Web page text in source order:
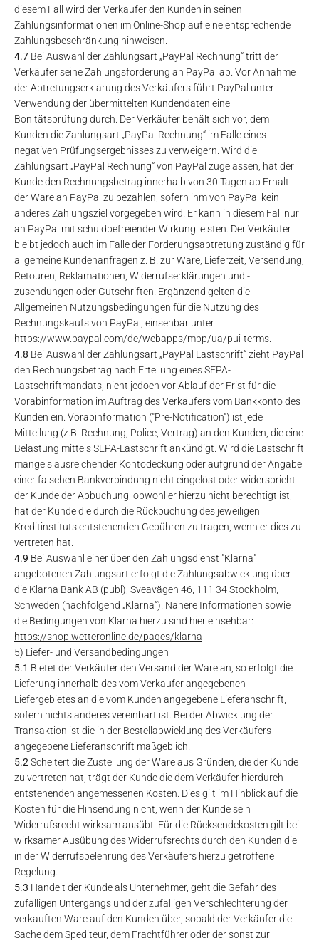
diesem Fall wird der Verkäufer den Kunden in seinen
Zahlungsinformationen im Online-Shop auf eine entsprechende
Zahlungsbeschränkung hinweisen.
4.7 Bei Auswahl der Zahlungsart „PayPal Rechnung“ tritt der
Verkäufer seine Zahlungsforderung an PayPal ab. Vor Annahme
der Abtretungserklärung des Verkäufers führt PayPal unter
Verwendung der übermittelten Kundendaten eine
Bonitätsprüfung durch. Der Verkäufer behält sich vor, dem
Kunden die Zahlungsart „PayPal Rechnung“ im Falle eines
negativen Prüfungsergebnisses zu verweigern. Wird die
Zahlungsart „PayPal Rechnung“ von PayPal zugelassen, hat der
Kunde den Rechnungsbetrag innerhalb von 30 Tagen ab Erhalt
der Ware an PayPal zu bezahlen, sofern ihm von PayPal kein
anderes Zahlungsziel vorgegeben wird. Er kann in diesem Fall nur
an PayPal mit schuldbefreiender Wirkung leisten. Der Verkäufer
bleibt jedoch auch im Falle der Forderungsabtretung zuständig für
allgemeine Kundenanfragen z. B. zur Ware, Lieferzeit, Versendung,
Retouren, Reklamationen, Widerrufserklärungen und -
zusendungen oder Gutschriften. Ergänzend gelten die
Allgemeinen Nutzungsbedingungen für die Nutzung des
Rechnungskaufs von PayPal, einsehbar unter
https://www.paypal.com/de/webapps/mpp/ua/pui-terms
4.8 Bei Auswahl der Zahlungsart „PayPal Lastschrift“ zieht PayPal
den Rechnungsbetrag nach Erteilung eines SEPA-
Lastschriftmandats, nicht jedoch vor Ablauf der Frist für die
Vorabinformation im Auftrag des Verkäufers vom Bankkonto des
Kunden ein. Vorabinformation ("Pre-Notification") ist jede
Mitteilung (z.B. Rechnung, Police, Vertrag) an den Kunden, die eine
Belastung mittels SEPA-Lastschrift ankündigt. Wird die Lastschrift
mangels ausreichender Kontodeckung oder aufgrund der Angabe
einer falschen Bankverbindung nicht eingelöst oder widerspricht
der Kunde der Abbuchung, obwohl er hierzu nicht berechtigt ist,
hat der Kunde die durch die Rückbuchung des jeweiligen
Kreditinstituts entstehenden Gebühren zu tragen, wenn er dies zu
vertreten hat.
4.9 Bei Auswahl einer über den Zahlungsdienst "Klarna"
angebotenen Zahlungsart erfolgt die Zahlungsabwicklung über
die Klarna Bank AB (publ), Sveavägen 46, 111 34 Stockholm,
Schweden (nachfolgend „Klarna“). Nähere Informationen sowie
die Bedingungen von Klarna hierzu sind hier einsehbar:
https://shop.wetteronline.de/pages/klarna
5) Liefer- und Versandbedingungen
5.1 Bietet der Verkäufer den Versand der Ware an, so erfolgt die
Lieferung innerhalb des vom Verkäufer angegebenen
Liefergebietes an die vom Kunden angegebene Lieferanschrift,
sofern nichts anderes vereinbart ist. Bei der Abwicklung der
Transaktion ist die in der Bestellabwicklung des Verkäufers
angegebene Lieferanschrift maßgeblich.
5.2 Scheitert die Zustellung der Ware aus Gründen, die der Kunde
zu vertreten hat, trägt der Kunde die dem Verkäufer hierdurch
entstehenden angemessenen Kosten. Dies gilt im Hinblick auf die
Kosten für die Hinsendung nicht, wenn der Kunde sein
Widerrufsrecht wirksam ausübt. Für die Rücksendekosten gilt bei
wirksamer Ausübung des Widerrufsrechts durch den Kunden die
in der Widerrufsbelehrung des Verkäufers hierzu getroffene
Regelung.
5.3 Handelt der Kunde als Unternehmer, geht die Gefahr des
zufälligen Untergangs und der zufälligen Verschlechterung der
verkauften Ware auf den Kunden über, sobald der Verkäufer die
Sache dem Spediteur, dem Frachtführer oder der sonst zur